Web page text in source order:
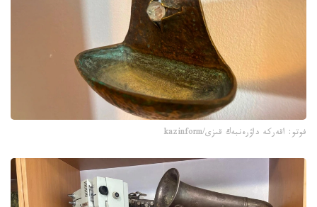
فوتو: اقەركە داۋرەنبەك قىزى/kazinform